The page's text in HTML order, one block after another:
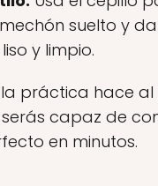
suelto y
y limpio.
práctica hace al
capaz de
en minutos.